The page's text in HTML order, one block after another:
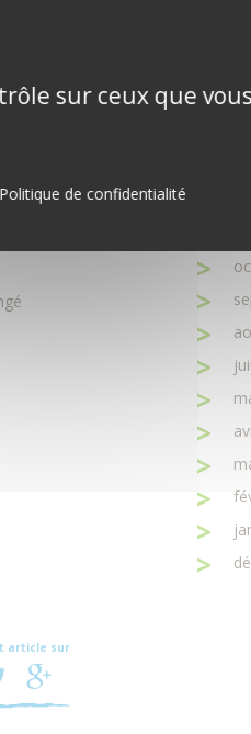
le
article sur
sur ceux que vous
Politique de confidentialité